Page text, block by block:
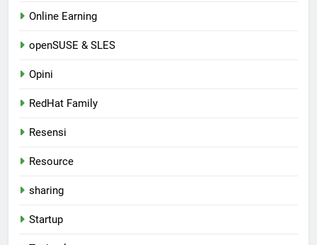
Online Earning
openSUSE & SLES
Opini
RedHat Family
Resensi
Resource
sharing
Startup